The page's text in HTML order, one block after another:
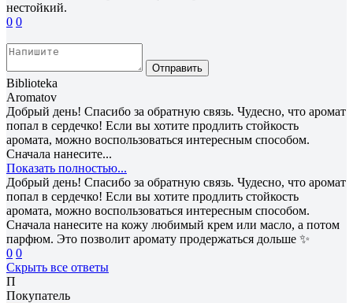
нестойкий.
0 0
Отправить
Biblioteka
Aromatov
Добрый день! Спасибо за обратную связь. Чудесно, что аромат
попал в сердечко! Если вы хотите продлить стойкость
аромата, можно воспользоваться интересным способом.
Сначала нанесите...
Показать полностью...
Добрый день! Спасибо за обратную связь. Чудесно, что аромат
попал в сердечко! Если вы хотите продлить стойкость
аромата, можно воспользоваться интересным способом.
Сначала нанесите на кожу любимый крем или масло, а потом
парфюм. Это позволит аромату продержаться дольше ✨
0 0
Скрыть все ответы
П
Покупатель